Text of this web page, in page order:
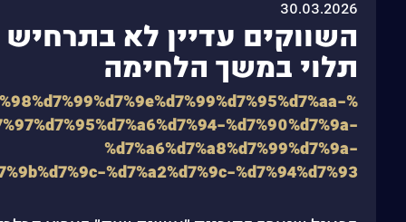
30.03.2026
השווקים עדיין לא בתרחיש
תלוי במשך הלחימה
%d7%90%d7%9a-
%d7%a6%d7%a8%d7%99%d7%9a-
%d7%a2%d7%9c-%d7%94%d7%93